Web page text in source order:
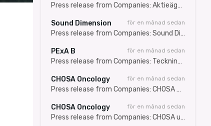
Press release from Companies: Aktieägarinformation med Q&A: VD informerar om avtalet med TVU Networks
Sound Dimension för en månad sedan
Press release from Companies: Sound Dimension Integrates AiFi into TVU Networks'' MediaMesh, Unlocking Immersive Surround Sound for Viewers Worldwide
PExA B för en månad sedan
Press release from Companies: Teckningstiden i PExA AB:s företrädesemission av aktier inleds idag
CHOSA Oncology för en månad sedan
Press release from Companies: CHOSA Oncology appoints US commercialization Bill Cronin with a broad network in the oncology market, to accelerate launch of Platin-DRP
CHOSA Oncology för en månad sedan
Press release from Companies: CHOSA utser Bill Cronin, med ett bred erfarenhet av onkologimarknaden, att leda den amerikanska kommersialiseringen för att accelerera lanseringen av Platin-DRP